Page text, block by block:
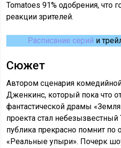
Tomatoes 91% одобрения, что
реакции зрителей.
Расписание серий и
Сюжет
Автором сценария
Дженкинс, который пока что
фантастической драмы
проекта стал небезызвестный
публика прекрасно помнит по
«Реальные упыри». Почерк